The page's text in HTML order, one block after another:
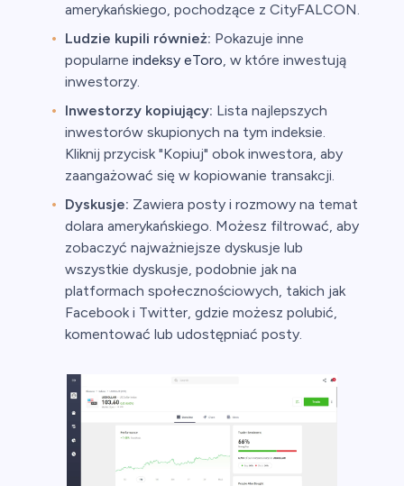
amerykańskiego, pochodzące z CityFALCON.
Ludzie kupili również: Pokazuje inne
popularne indeksy eToro, w które inwestują
inwestorzy.
Inwestorzy kopiujący: Lista najlepszych
inwestorów skupionych na tym indeksie.
Kliknij przycisk "Kopiuj" obok inwestora, aby
zaangażować się w kopiowanie transakcji.
Dyskusje: Zawiera posty i rozmowy na temat
dolara amerykańskiego. Możesz filtrować, aby
zobaczyć najważniejsze dyskusje lub
wszystkie dyskusje, podobnie jak na
platformach społecznościowych, takich jak
Facebook i Twitter, gdzie możesz polubić,
komentować lub udostępniać posty.